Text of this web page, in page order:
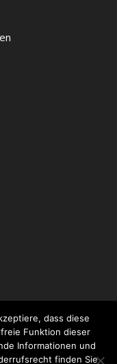
dass diese
Funktion dieser
Informationen und
finden Sie